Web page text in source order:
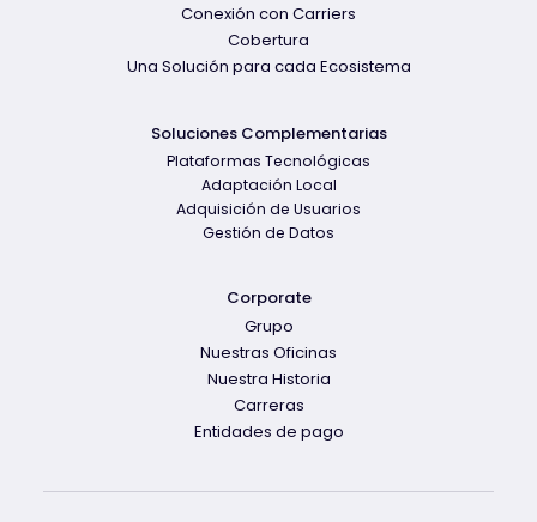
Conexión con Carriers
Cobertura
Una Solución para cada Ecosistema
Soluciones Complementarias
Plataformas Tecnológicas
Adaptación Local
Adquisición de Usuarios
Gestión de Datos
Corporate
Grupo
Nuestras Oficinas
Nuestra Historia
Carreras
Entidades de pago